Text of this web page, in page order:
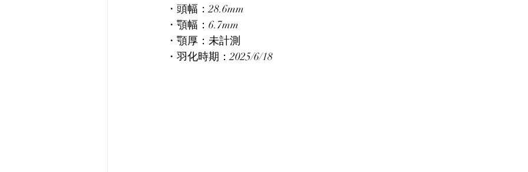
韓国産オオクワガタ
・頭幅：28.6mm
・顎幅：6.7mm
・顎厚：未計測
・羽化時期：2025/6/18